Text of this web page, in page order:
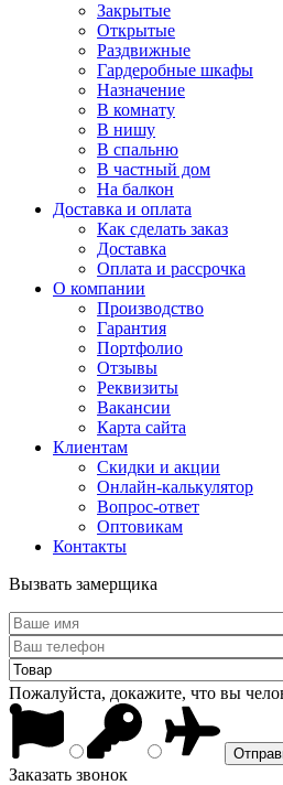
Закрытые
Открытые
Раздвижные
Гардеробные шкафы
Назначение
В комнату
В нишу
В спальню
В частный дом
На балкон
Доставка и оплата
Как сделать заказ
Доставка
Оплата и рассрочка
О компании
Производство
Гарантия
Портфолио
Отзывы
Реквизиты
Вакансии
Карта сайта
Клиентам
Скидки и акции
Онлайн-калькулятор
Вопрос-ответ
Оптовикам
Контакты
Вызвать замерщика
Пожалуйста, докажите, что вы
Заказать звонок